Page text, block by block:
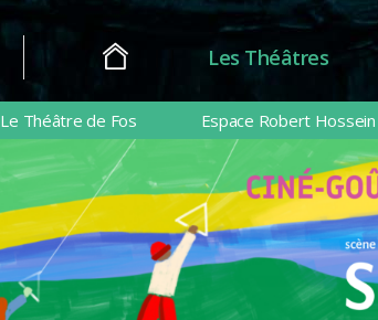
Les Théâtres
Le Théâtre de Fos Espace Robert Hossein